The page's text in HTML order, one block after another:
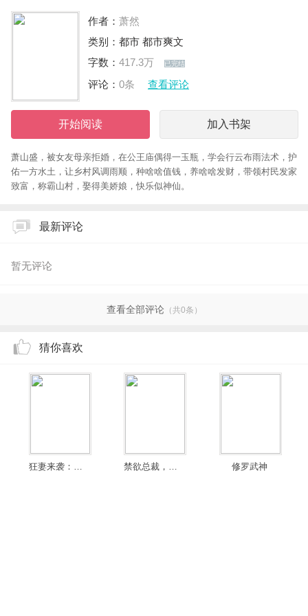
作者： 萧然
类别： 都市 都市爽文
字数： 417.3万 已完结
评论： 0条 查看评论
开始阅读 加入书架
萧山盛，被女友母亲拒婚，在公王庙偶得一玉瓶，学会行云布雨法术，护
佑一方水土，让乡村风调雨顺，种啥啥值钱，养啥啥发财，带领村民发家
致富，称霸山村，娶得美娇娘，快乐似神仙。
最新评论
暂无评论
查看全部评论（共0条）
猜你喜欢
狂妻来袭：九爷，早安！ 禁欲总裁，求放过 修罗武神